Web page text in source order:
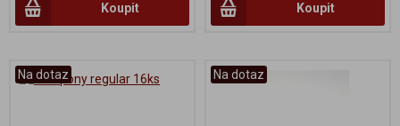
Koupit Koupit
Na dotaz Na dotaz